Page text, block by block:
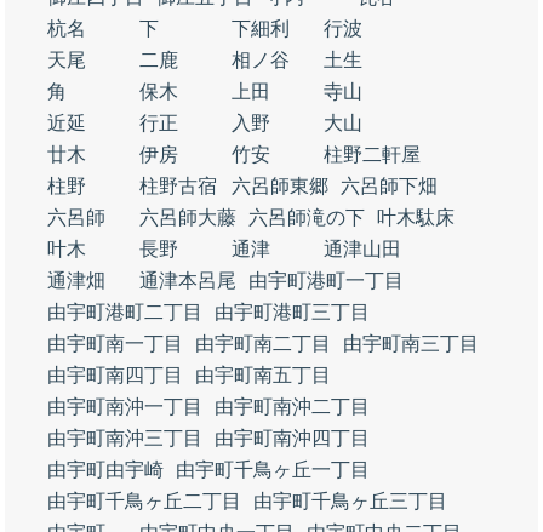
杭名
下 下細利
行波
天尾
二鹿 相ノ谷
土生
角
保木 上田
寺山
近延
行正 入野
大山
廿木
伊房 竹安
柱野二軒屋
柱野
柱野古宿 六呂師東郷
六呂師下畑
六呂師
六呂師大藤 六呂師滝の下
叶木駄床
叶木
長野 通津
通津山田
通津畑
通津本呂尾
由宇町港町一丁目
由宇町港町二丁目
由宇町港町三丁目
由宇町南一丁目
由宇町南二丁目
由宇町南三丁目
由宇町南四丁目
由宇町南五丁目
由宇町南沖一丁目
由宇町南沖二丁目
由宇町南沖三丁目
由宇町南沖四丁目
由宇町由宇崎
由宇町千鳥ヶ丘一丁目
由宇町千鳥ヶ丘二丁目
由宇町千鳥ヶ丘三丁目